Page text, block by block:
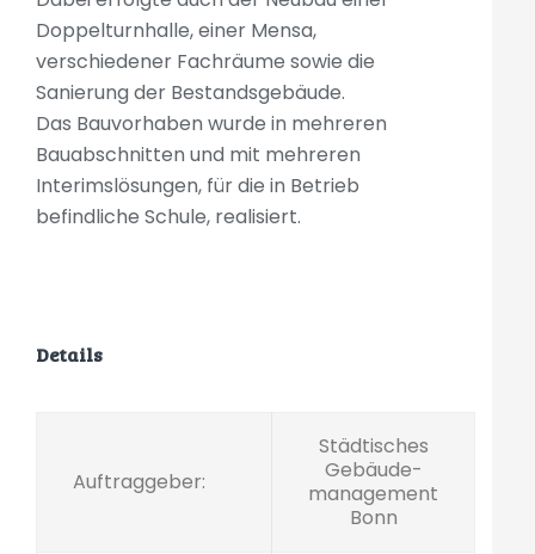
Doppelturnhalle, einer Mensa,
verschiedener Fachräume sowie die
Sanierung der Bestandsgebäude.
Das Bauvorhaben wurde in mehreren
Bauabschnitten und mit mehreren
Interimslösungen, für die in Betrieb
befindliche Schule, realisiert.
Details
Auftraggeber:
Städtisches
Gebäude-
management
Bonn